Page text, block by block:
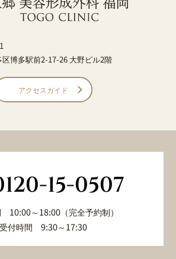
博多駅前2-17-26 大野ビル2階
アクセスガイド
15-0507
10:00～18:00（完全予約制）
受付時間 9:30～17:30